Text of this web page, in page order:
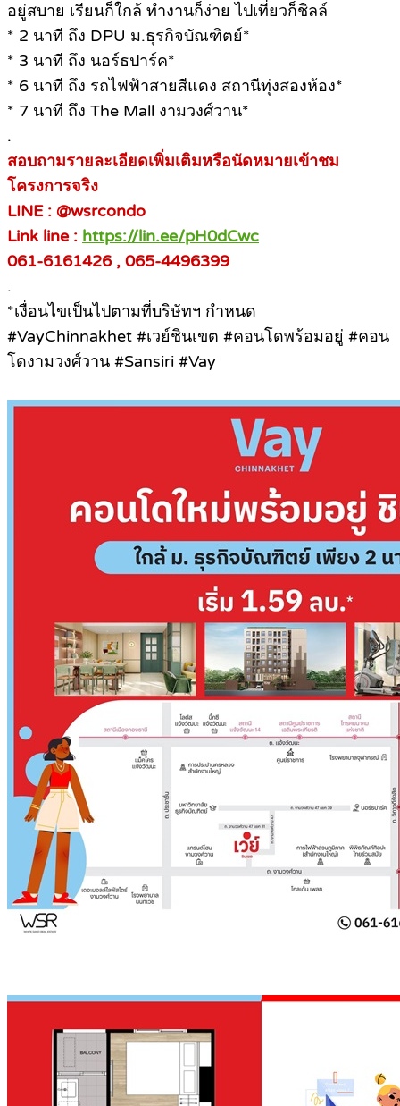
อยู่สบาย เรียนก็ใกล้ ทำงานก็ง่าย ไปเที่ยวก็ชิลล์
* 2 นาที ถึง DPU ม.ธุรกิจบัณฑิตย์*
* 3 นาที ถึง นอร์ธปาร์ค*
* 6 นาที ถึง รถไฟฟ้าสายสีแดง สถานีทุ่งสองห้อง*
* 7 นาที ถึง The Mall งามวงศ์วาน*
.
สอบถามรายละเอียดเพิ่มเติมหรือนัดหมายเข้าชม
โครงการจริง
LINE : @wsrcondo
Link line : https://lin.ee/pH0dCwc
061-6161426 , 065-4496399
.
*เงื่อนไขเป็นไปตามที่บริษัทฯ กำหนด
#VayChinnakhet #เวย์ชินเขต #คอนโดพร้อมอยู่ #คอน
โดงามวงศ์วาน #Sansiri #Vay